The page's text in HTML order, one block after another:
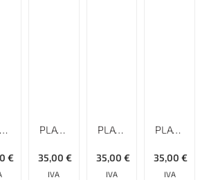
LISO MINAKARI
€
PLATO ESMALTADO LISO MINAKARI
€
35,00
IVA
PLATO ESMALTADO LISO MINAKARI – 17 CM
€
35,00
IVA
PLATO ESMALTADO LISO MINAKARI – 17 CM
€
35,00
IVA